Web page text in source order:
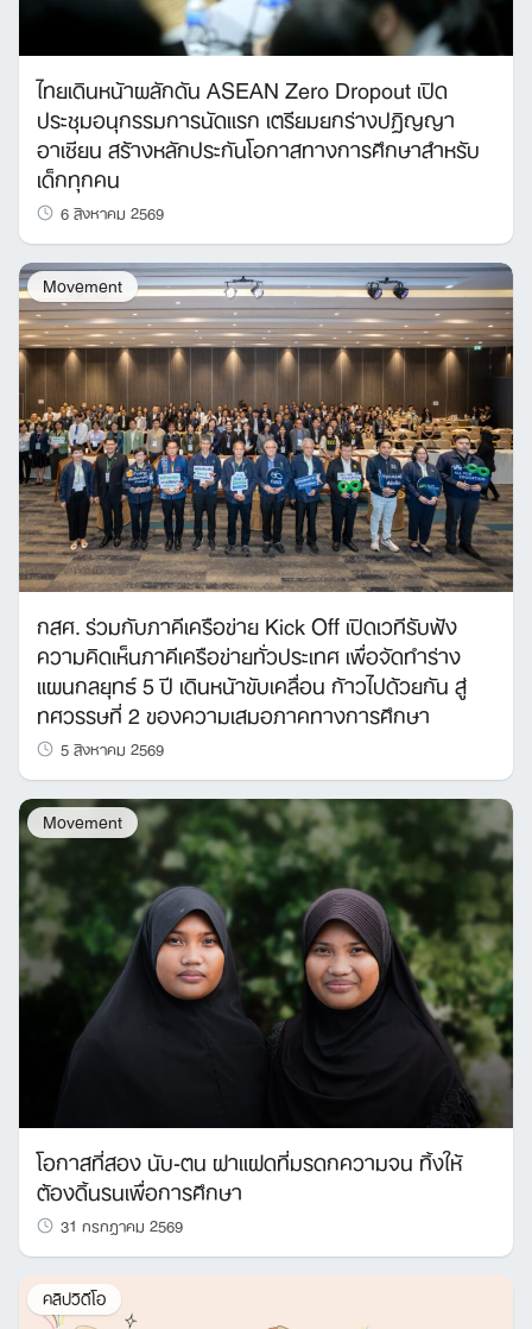
ไทยเดินหน้าผลักดัน ASEAN Zero Dropout เปิด
ประชุมอนุกรรมการนัดแรก เตรียมยกร่างปฏิญญา
อาเซียน สร้างหลักประกันโอกาสทางการศึกษาสำหรับ
เด็กทุกคน
6 สิงหาคม 2569
Movement
กสศ. ร่วมกับภาคีเครือข่าย Kick Off เปิดเวทีรับฟัง
ความคิดเห็นภาคีเครือข่ายทั่วประเทศ เพื่อจัดทำร่าง
แผนกลยุทธ์ 5 ปี เดินหน้าขับเคลื่อน ก้าวไปด้วยกัน สู่
ทศวรรษที่ 2 ของความเสมอภาคทางการศึกษา
5 สิงหาคม 2569
Movement
โอกาสที่สอง นับ-ตน ฝาแฝดที่มรดกความจน ทิ้งให้
ต้องดิ้นรนเพื่อการศึกษา
31 กรกฎาคม 2569
คลิปวิดีโอ